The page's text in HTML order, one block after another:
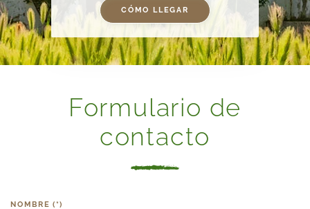
CÓMO LLEGAR
Formulario de
contacto
NOMBRE (*)